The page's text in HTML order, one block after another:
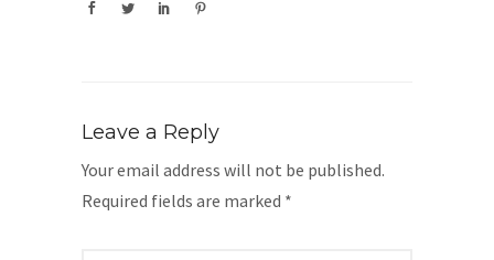
Leave a Reply
Your email address will not be published.
Required fields are marked *